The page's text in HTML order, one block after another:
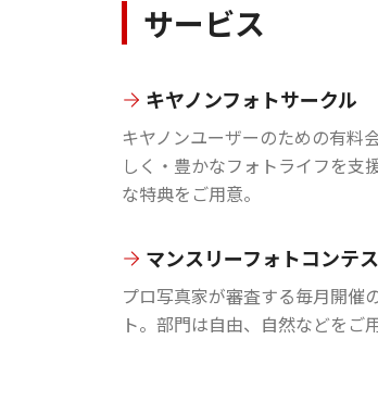
サービス
キヤノンフォトサークル
キヤノンユーザーのための有料
しく・豊かなフォトライフを支
な特典をご用意。
マンスリーフォトコンテ
プロ写真家が審査する毎月開催
ト。部門は自由、自然などをご